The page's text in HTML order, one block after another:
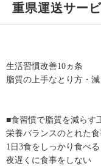
重県運送サービ
生活習慣改善10ヵ条
脂質の上手なとり方・減
■食習慣で脂質を減らす
栄養バランスのとれた
1日3食をしっかり食べる
夜遅くに食事をしない